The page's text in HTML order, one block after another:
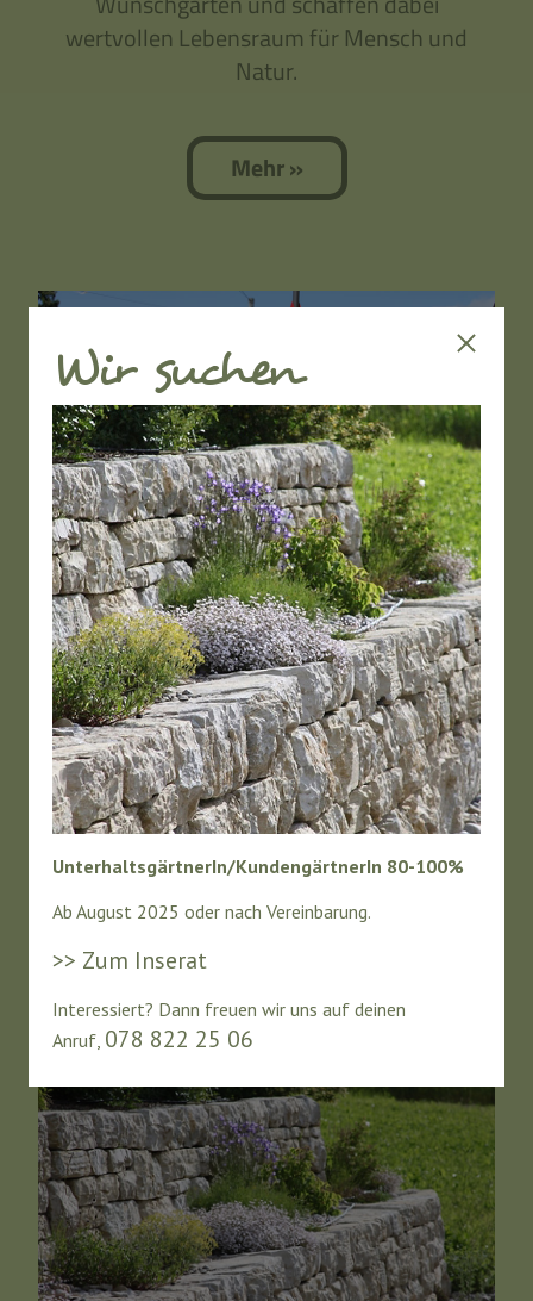
wertvollen Lebensraum für Mensch und
Natur.
Mehr »
Öffentliche Projekte
Als regional verankerter Betrieb sind wir
bestrebt, Qualitätsarbeiten auch für den
öffentlichen Bereich naturnah auszuführen.
Gerne bieten wir auch bei der Planung Hand
an.
Wir suchen
UnterhaltsgärtnerIn/KundengärtnerIn 80-100%
Ab August 2025 oder nach Vereinbarung.
>> Zum Inserat
Interessiert? Dann freuen wir uns auf deinen
Anruf, 078 822 25 06